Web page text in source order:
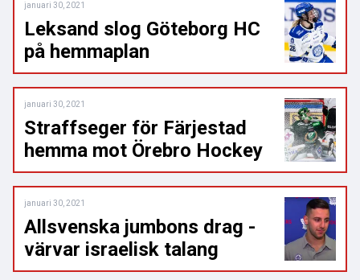
januari 30, 2021
Leksand slog Göteborg HC
på hemmaplan
januari 30, 2021
Straffseger för Färjestad
hemma mot Örebro Hockey
januari 30, 2021
Allsvenska jumbons drag -
värvar israelisk talang